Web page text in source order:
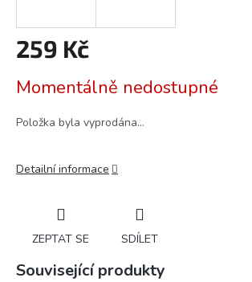
259 Kč
cena:
Momentálně nedostupné
Položka byla vyprodána…
Detailní informace
ZEPTAT SE SDÍLET
Související produkty